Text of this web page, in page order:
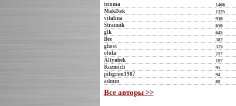
temma 1466
MakDak 1325
vitalina 930
Strannik 650
glk 645
Bee 382
ghost 375
olola 217
Altynbek 107
Kuzmich 95
piligrim1987 94
admin 88
Все авторы >>